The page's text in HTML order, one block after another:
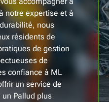
notre expertise et à
nous
résidents de
de gestion
de
confiance à ML
un service de
Pallud plus